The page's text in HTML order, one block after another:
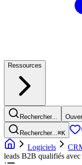
Ressources
Rechercher...
Rechercher...⌘K
Logiciels
leads B2B qualifiés